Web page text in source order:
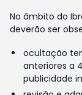
No âmbito do
deverão ser
ocultação
anteriores a
publicidade